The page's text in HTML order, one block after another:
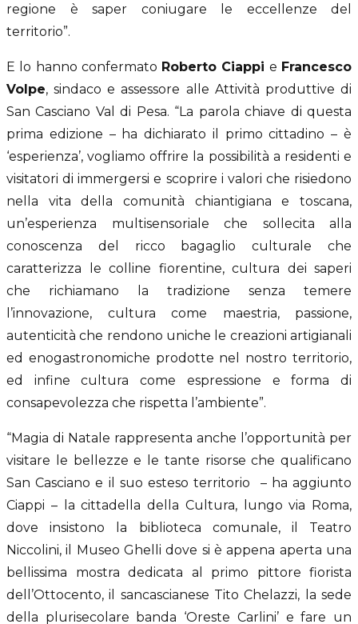
regione è saper coniugare le eccellenze del
territorio”.
E lo hanno confermato Roberto Ciappi e Francesco
Volpe, sindaco e assessore alle Attività produttive di
San Casciano Val di Pesa. “La parola chiave di questa
prima edizione – ha dichiarato il primo cittadino – è
‘esperienza’, vogliamo offrire la possibilità a residenti e
visitatori di immergersi e scoprire i valori che risiedono
nella vita della comunità chiantigiana e toscana,
un’esperienza multisensoriale che sollecita alla
conoscenza del ricco bagaglio culturale che
caratterizza le colline fiorentine, cultura dei saperi
che richiamano la tradizione senza temere
l’innovazione, cultura come maestria, passione,
autenticità che rendono uniche le creazioni artigianali
ed enogastronomiche prodotte nel nostro territorio,
ed infine cultura come espressione e forma di
consapevolezza che rispetta l’ambiente”.
“Magia di Natale rappresenta anche l’opportunità per
visitare le bellezze e le tante risorse che qualificano
San Casciano e il suo esteso territorio – ha aggiunto
Ciappi – la cittadella della Cultura, lungo via Roma,
dove insistono la biblioteca comunale, il Teatro
Niccolini, il Museo Ghelli dove si è appena aperta una
bellissima mostra dedicata al primo pittore fiorista
dell’Ottocento, il sancascianese Tito Chelazzi, la sede
della plurisecolare banda ‘Oreste Carlini’ e fare un